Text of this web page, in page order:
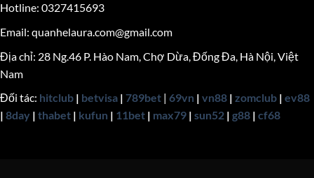
Hotline: 0327415693
Email: quanhelaura.com@gmail.com
Địa chỉ: 28 Ng.46 P. Hào Nam, Chợ Dừa, Đống Đa, Hà Nội, Việt
Nam
Đối tác: hitclub | betvisa | 789bet | 69vn | vn88 | zomclub | ev88
| 8day | thabet | kufun | 11bet | max79 | sun52 | g88 | cf68